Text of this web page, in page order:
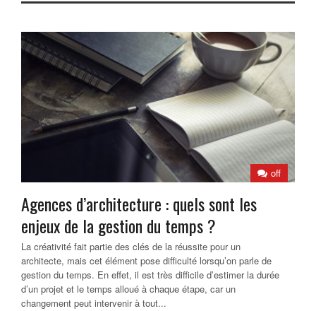
off
Agences d’architecture : quels sont les
enjeux de la gestion du temps ?
La créativité fait partie des clés de la réussite pour un
architecte, mais cet élément pose difficulté lorsqu’on parle de
gestion du temps. En effet, il est très difficile d’estimer la durée
d’un projet et le temps alloué à chaque étape, car un
changement peut intervenir à tout...